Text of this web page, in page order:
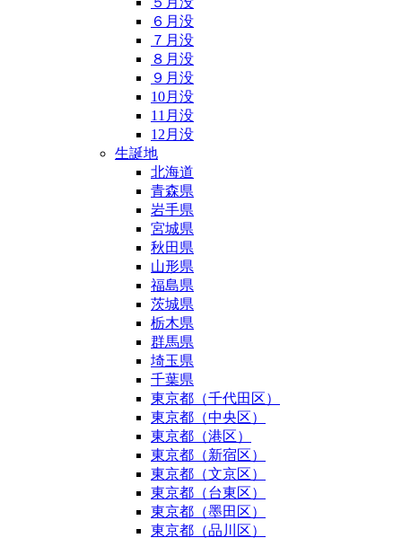
６月没
７月没
８月没
９月没
10月没
11月没
12月没
生誕地
北海道
青森県
岩手県
宮城県
秋田県
山形県
福島県
茨城県
栃木県
群馬県
埼玉県
千葉県
東京都（千代田区）
東京都（中央区）
東京都（港区）
東京都（新宿区）
東京都（文京区）
東京都（台東区）
東京都（墨田区）
東京都（品川区）